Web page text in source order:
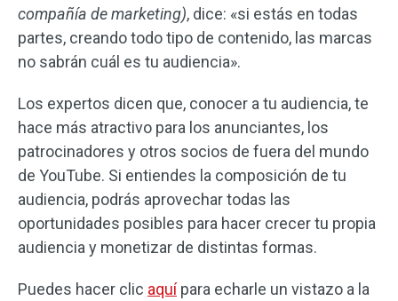
compañía de marketing), dice: «si estás en todas
partes, creando todo tipo de contenido, las marcas
no sabrán cuál es tu audiencia».
Los expertos dicen que, conocer a tu audiencia, te
hace más atractivo para los anunciantes, los
patrocinadores y otros socios de fuera del mundo
de YouTube. Si entiendes la composición de tu
audiencia, podrás aprovechar todas las
oportunidades posibles para hacer crecer tu propia
audiencia y monetizar de distintas formas.
Puedes hacer clic aquípara echarle un vistazo a la